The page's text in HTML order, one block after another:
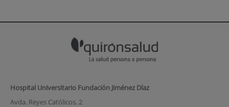
Hospital Universitario Fundación Jiménez Díaz
Avda. Reyes Católicos, 2